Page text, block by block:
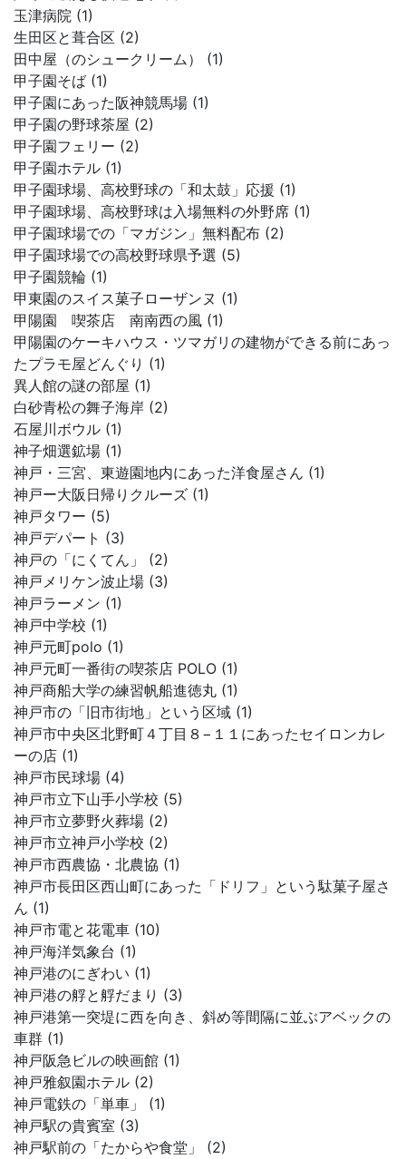
玉津病院 (1)
生田区と葺合区 (2)
田中屋（のシュークリーム） (1)
甲子園そば (1)
甲子園にあった阪神競馬場 (1)
甲子園の野球茶屋 (2)
甲子園フェリー (2)
甲子園ホテル (1)
甲子園球場、高校野球の「和太鼓」応援 (1)
甲子園球場、高校野球は入場無料の外野席 (1)
甲子園球場での「マガジン」無料配布 (2)
甲子園球場での高校野球県予選 (5)
甲子園競輪 (1)
甲東園のスイス菓子ローザンヌ (1)
甲陽園 喫茶店 南南西の風 (1)
甲陽園のケーキハウス・ツマガリの建物ができる前にあっ
たプラモ屋どんぐり (1)
異人館の謎の部屋 (1)
白砂青松の舞子海岸 (2)
石屋川ボウル (1)
神子畑選鉱場 (1)
神戸・三宮、東遊園地内にあった洋食屋さん (1)
神戸ー大阪日帰りクルーズ (1)
神戸タワー (5)
神戸デパート (3)
神戸の「にくてん」 (2)
神戸メリケン波止場 (3)
神戸ラーメン (1)
神戸中学校 (1)
神戸元町polo (1)
神戸元町一番街の喫茶店 POLO (1)
神戸商船大学の練習帆船進徳丸 (1)
神戸市の「旧市街地」という区域 (1)
神戸市中央区北野町４丁目８−１１にあったセイロンカレ
ーの店 (1)
神戸市民球場 (4)
神戸市立下山手小学校 (5)
神戸市立夢野火葬場 (2)
神戸市立神戸小学校 (2)
神戸市西農協・北農協 (1)
神戸市長田区西山町にあった「ドリフ」という駄菓子屋さ
ん (1)
神戸市電と花電車 (10)
神戸海洋気象台 (1)
神戸港のにぎわい (1)
神戸港の艀と艀だまり (3)
神戸港第一突堤に西を向き、斜め等間隔に並ぶアベックの
車群 (1)
神戸阪急ビルの映画館 (1)
神戸雅叙園ホテル (2)
神戸電鉄の「単車」 (1)
神戸駅の貴賓室 (3)
神戸駅前の「たからや食堂」 (2)